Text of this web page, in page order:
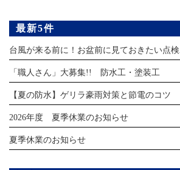
最新5件
台風が来る前に！お盆前に見ておきたい点
「職人さん」大募集!! 防水工・塗装工
【夏の防水】ゲリラ豪雨対策と節電のコツ
2026年度 夏季休業のお知らせ
夏季休業のお知らせ